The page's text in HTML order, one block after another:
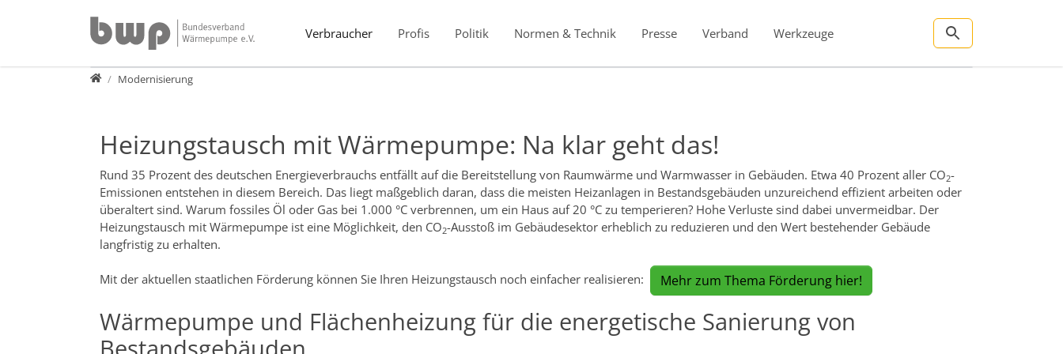
Verbraucher
Profis Politik Normen & Technik Presse Verband Werkzeuge
Verbraucher
Modernisierung
Heizungstausch mit Wärmepumpe: Na klar geht das!
Rund 35 Prozent des deutschen Energieverbrauchs entfällt auf die Bereitstellung von Raumwärme und Warmwasser in Gebäuden. Etwa 40 Prozent aller CO2-
Emissionen entstehen in diesem Bereich. Das liegt maßgeblich daran, dass die meisten Heizanlagen in Bestandsgebäuden unzureichend effizient arbeiten oder
überaltert sind. Warum fossiles Öl oder Gas bei 1.000 °C verbrennen, um ein Haus auf 20 °C zu temperieren? Hohe Verluste sind dabei unvermeidbar. Der
Heizungstausch mit Wärmepumpe ist eine Möglichkeit, den CO2-Ausstoß im Gebäudesektor erheblich zu reduzieren und den Wert bestehender Gebäude
langfristig zu erhalten.
Mit der aktuellen staatlichen Förderung können Sie Ihren Heizungstausch noch einfacher realisieren: Mehr zum Thema Förderung hier!
Wärmepumpe und Flächenheizung für die energetische Sanierung von